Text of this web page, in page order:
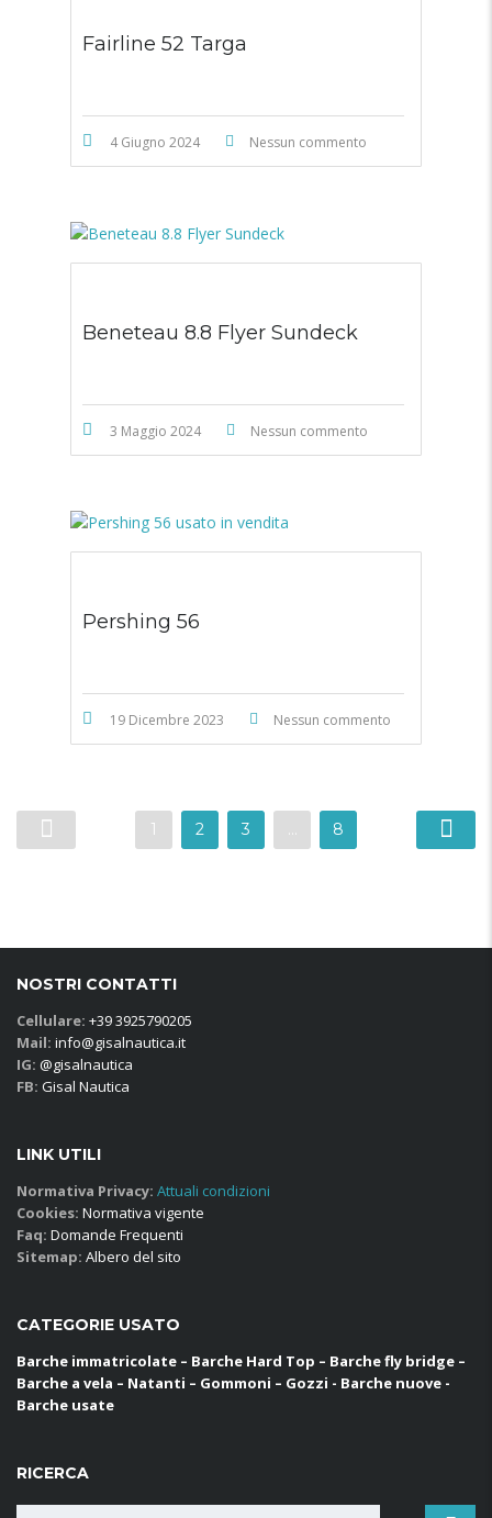
Fairline 52 Targa
4 Giugno 2024 Nessun commento
Beneteau 8.8 Flyer Sundeck
3 Maggio 2024 Nessun commento
Pershing 56
19 Dicembre 2023 Nessun commento
1 2 3 … 8
NOSTRI CONTATTI
Cellulare: +39 3925790205
Mail: info@gisalnautica.it
IG: @gisalnautica
FB: Gisal Nautica
LINK UTILI
Normativa Privacy: Attuali condizioni
Cookies: Normativa vigente
Faq: Domande Frequenti
Sitemap: Albero del sito
CATEGORIE USATO
Barche immatricolate – Barche Hard Top – Barche fly bridge –
Barche a vela – Natanti – Gommoni – Gozzi - Barche nuove -
Barche usate
RICERCA